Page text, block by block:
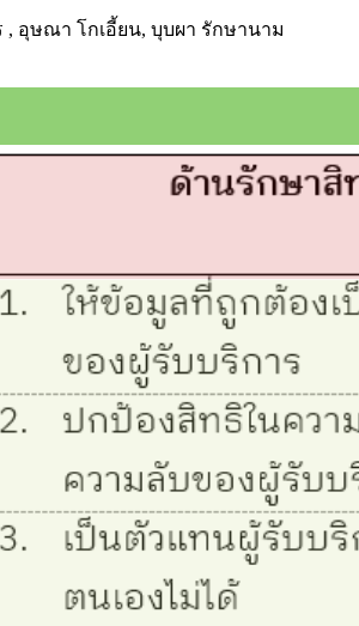
, อุษณา โกเอี้ยน, บุบผา รักษานาม